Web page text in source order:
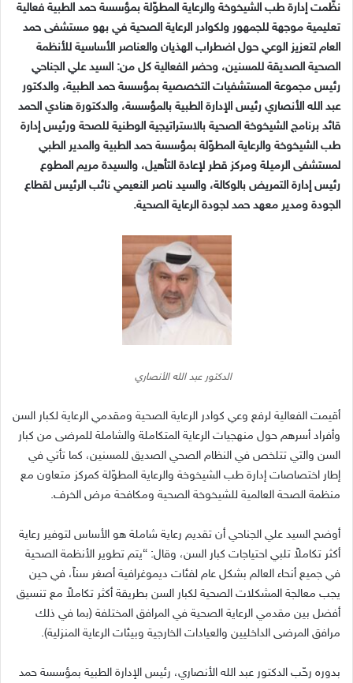
نظّمت إدارة طب الشيخوخة والرعاية المطوّلة بمؤسسة حمد الطبية فعالية
تعليمية موجهة للجمهور ولكوادر الرعاية الصحية في بهو مستشفى حمد
العام لتعزيز الوعي حول اضطراب الهذيان والعناصر الأساسية للأنظمة
الصحية الصديقة للمسنين، وحضر الفعالية كل من: السيد علي الجناحي
رئيس مجموعة المستشفيات التخصصية بمؤسسة حمد الطبية، والدكتور
عبد الله الأنصاري رئيس الإدارة الطبية بالمؤسسة، والدكتورة هنادي الحمد
قائد برنامج الشيخوخة الصحية بالاستراتيجية الوطنية للصحة ورئيس إدارة
طب الشيخوخة والرعاية المطوّلة بمؤسسة حمد الطبية والمدير الطبي
لمستشفى الرميلة ومركز قطر لإعادة التأهيل، والسيدة مريم المطوع
رئيس إدارة التمريض بالوكالة، والسيد ناصر النعيمي نائب الرئيس لقطاع
الجودة ومدير معهد حمد لجودة الرعاية الصحية.
الدكتور عبد الله الأنصاري
أقيمت الفعالية لرفع وعي كوادر الرعاية الصحية ومقدمي الرعاية لكبار السن
وأفراد أسرهم حول منهجيات الرعاية المتكاملة والشاملة للمرضى من كبار
السن والتي تتلخص في النظام الصحي الصديق للمسنين، كما تأتي في
إطار اختصاصات إدارة طب الشيخوخة والرعاية المطوّلة كمركز متعاون مع
منظمة الصحة العالمية للشيخوخة الصحية ومكافحة مرض الخرف.
أوضح السيد علي الجناحي أن تقديم رعاية شاملة هو الأساس لتوفير رعاية
أكثر تكاملاً تلبي احتياجات كبار السن، وقال: “يتم تطوير الأنظمة الصحية
في جميع أنحاء العالم بشكل عام لفئات ديموغرافية أصغر سناً، في حين
يجب معالجة المشكلات الصحية لكبار السن بطريقة أكثر تكاملاً مع تنسيق
أفضل بين مقدمي الرعاية الصحية في المرافق المختلفة (بما في ذلك
مرافق المرضى الداخليين والعيادات الخارجية وبيئات الرعاية المنزلية).
بدوره رحّب الدكتور عبد الله الأنصاري، رئيس الإدارة الطبية بمؤسسة حمد